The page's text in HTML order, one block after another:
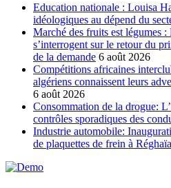
Education nationale : Louisa
idéologiques au dépend du
Marché des fruits est légumes
s’interrogent sur le retour du
de la demande 6 août 2026
Compétitions africaines
algériens connaissent leurs
6 août 2026
Consommation de la drogue:
contrôles sporadiques des
Industrie automobile:
de plaquettes de frein à Réghaïa